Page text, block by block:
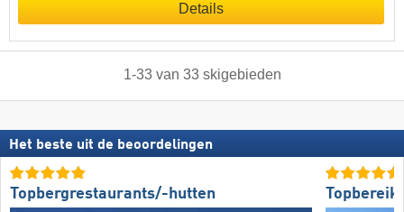
Details
1-33van 33 skigebieden
Het beste uit de beoordelingen
Topbergrestaurants/-hutten